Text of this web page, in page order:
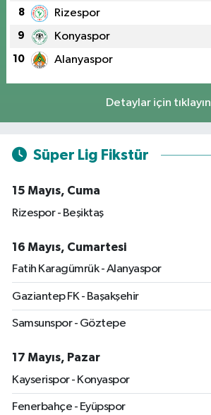
8 Rizespor
9 Konyaspor
10 Alanyaspor
Detaylar için tıklayın
Süper Lig Fikstür
15 Mayıs, Cuma
Rizespor - Beşiktaş
16 Mayıs, Cumartesi
Fatih Karagümrük - Alanyaspor
Gaziantep FK - Başakşehir
Samsunspor - Göztepe
17 Mayıs, Pazar
Kayserispor - Konyaspor
Fenerbahçe - Eyüpspor